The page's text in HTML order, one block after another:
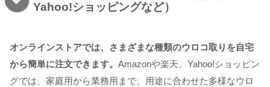
Yahoo!ショッピングなど）
オンラインストアでは、さまざまな種類のウロコ取りを自宅
から簡単に注文できます。 Amazonや楽天、Yahoo!ショッピン
グでは、家庭用から業務用まで、用途に合わせた多様なウロ